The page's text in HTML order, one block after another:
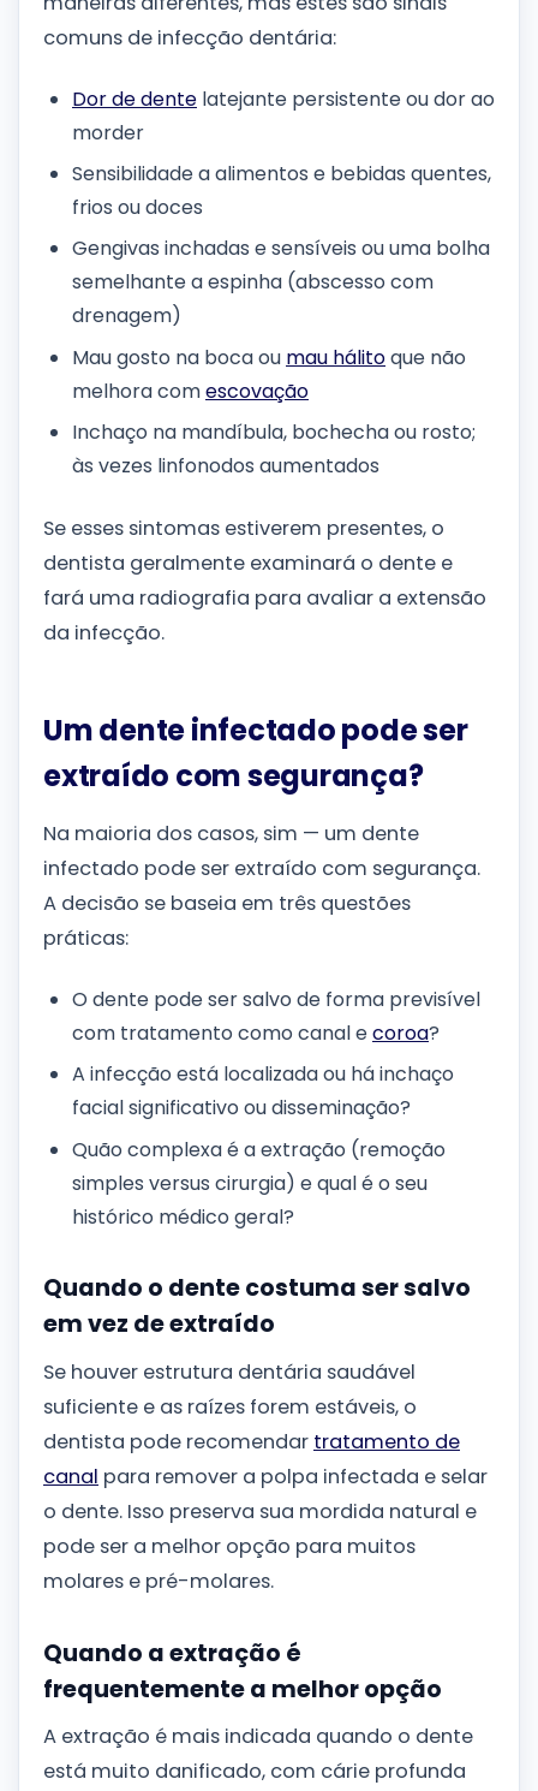
comuns de infecção dentária:
Dor de dente latejante persistente ou dor ao
morder
Sensibilidade a alimentos e bebidas quentes,
frios ou doces
Gengivas inchadas e sensíveis ou uma bolha
semelhante a espinha (abscesso com
drenagem)
Mau gosto na boca ou mau hálitoque não
melhora comescovação
Inchaço na mandíbula, bochecha ou rosto;
às vezes linfonodos aumentados
Se esses sintomas estiverem presentes, o
dentista geralmente examinará o dente e
fará uma radiografia para avaliar a extensão
da infecção.
Um dente infectado pode ser
extraído com segurança?
Na maioria dos casos, sim — um dente
infectado pode ser extraído com segurança.
A decisão se baseia em três questões
práticas:
O dente pode ser salvo de forma previsível
com tratamento como canal ecoroa?
A infecção está localizada ou há inchaço
facial significativo ou disseminação?
Quão complexa é a extração (remoção
simples versus cirurgia) e qual é o seu
histórico médico geral?
Quando o dente costuma ser salvo
em vez de extraído
Se houver estrutura dentária saudável
suficiente e as raízes forem estáveis, o
dentista pode recomendar tratamento de
canal para remover a polpa infectada e selar
o dente. Isso preserva sua mordida natural e
pode ser a melhor opção para muitos
molares e pré-molares.
Quando a extração é
frequentemente a melhor opção
A extração é mais indicada quando o dente
está muito danificado, com cárie profunda